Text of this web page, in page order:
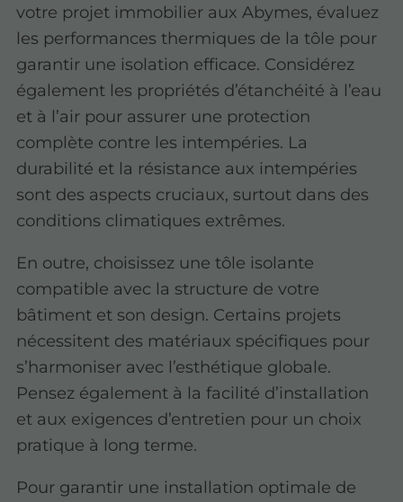
votre projet immobilier aux Abymes, évaluez
les performances thermiques de la tôle pour
garantir une isolation efficace. Considérez
également les propriétés d’étanchéité à l’eau
et à l’air pour assurer une protection
complète contre les intempéries. La
durabilité et la résistance aux intempéries
sont des aspects cruciaux, surtout dans des
conditions climatiques extrêmes.
En outre, choisissez une tôle isolante
compatible avec la structure de votre
bâtiment et son design. Certains projets
nécessitent des matériaux spécifiques pour
s’harmoniser avec l’esthétique globale.
Pensez également à la facilité d’installation
et aux exigences d’entretien pour un choix
pratique à long terme.
Pour garantir une installation optimale de